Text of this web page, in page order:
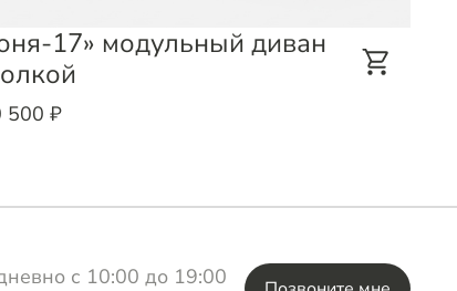
17» модульный диван
500 ₽
с 10:00 до 19:00